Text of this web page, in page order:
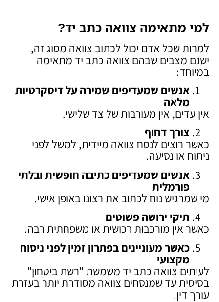
למי מתאימה צוואה כתב יד?
למרות שכל אדם יכול לכתוב צוואה מסוג זה,
ישנם מצבים שבהם צוואה כתב יד מתאימה
במיוחד:
אנשים שמעדיפים שמירה על דיסקרטיות
מלאה
אין עדים, אין מעורבות של צד שלישי.
צורך דחוף
כאשר רוצים לנסח צוואה מיידית, למשל לפני
ניתוח או נסיעה.
אנשים שמעדיפים כתיבה חופשית ובלתי
פורמלית
מי שמרגיש נוח לכתוב את רצונו באופן אישי.
תיקי ירושה פשוטים
כאשר אין מורכבות רכושית או משפחתית רבה.
כאשר מעוניינים בפתרון זמין לפני ניסוח
מקצועי
לעיתים צוואה כתב יד משמשת "רשת ביטחון"
בסיסית עד שמנסחים צוואה מסודרת יותר בעזרת
עורך דין.